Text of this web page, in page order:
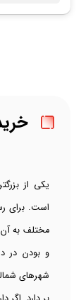
یکی از
است. برای
مختلف به
و بودن در
شهرهای